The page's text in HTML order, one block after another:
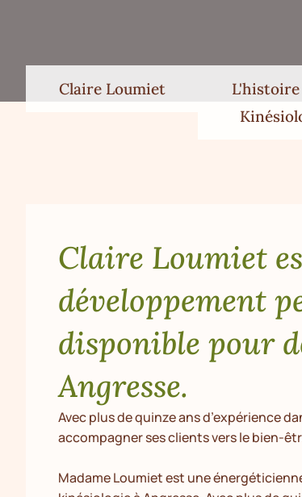
Claire Loumiet
L'histoire
Claire Loumiet
développement
disponible pour
Angresse.
Avec plus de quinze ans d’expérience
accompagner ses clients vers le bien-
Madame Loumiet est une